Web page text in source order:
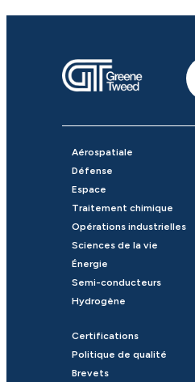
Aérospatiale
Défense
Espace
Traitement chimique
Opérations industrielles
Sciences de la vie
Énergie
Semi-conducteurs
Hydrogène
Certifications
Politique de qualité
Brevets